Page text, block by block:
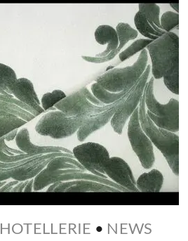
HOTELLERIE • NEWS